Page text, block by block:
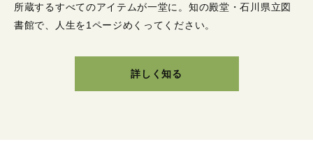
所蔵するすべてのアイテムが一堂に。 知の殿堂・石川県立図
書館で、人生を1ページめくってください。
詳しく知る